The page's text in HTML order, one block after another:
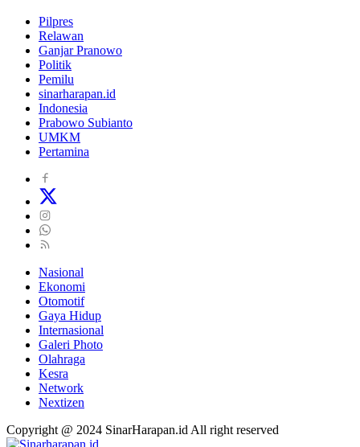
Pilpres
Relawan
Ganjar Pranowo
Politik
Pemilu
sinarharapan.id
Indonesia
Prabowo Subianto
UMKM
Pertamina
Nasional
Ekonomi
Otomotif
Gaya Hidup
Internasional
Galeri Photo
Olahraga
Kesra
Network
Nextizen
Copyright @ 2024 SinarHarapan.id All right reserved